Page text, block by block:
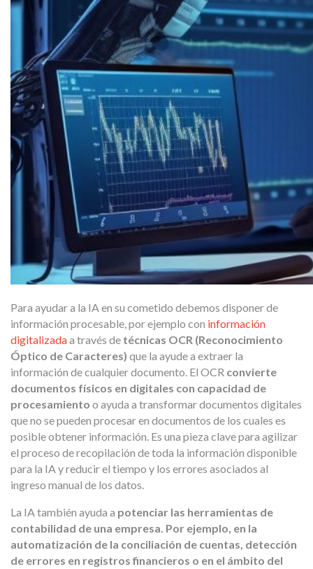
Para ayudar a la IA en su cometido debemos disponer de
información procesable, por ejemplo con información
digitalizadaa través de técnicas OCR (Reconocimiento
Óptico de Caracteres) que la ayude a extraer la
información de cualquier documento. El OCR convierte
documentos físicos en digitales con capacidad de
procesamiento o ayuda a transformar documentos digitales
que no se pueden procesar en documentos de los cuales es
posible obtener información. Es una pieza clave para agilizar
el proceso de recopilación de toda la información disponible
para la IA y reducir el tiempo y los errores asociados al
ingreso manual de los datos.
La IA también ayuda a potenciar las herramientas de
contabilidad de una empresa. Por ejemplo, en la
automatización de la conciliación de cuentas, detección
de errores en registros financieros o en el ámbito del